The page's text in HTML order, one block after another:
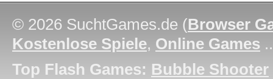
© 2026 SuchtGames.de (Browser
Kostenlose Spiele, Online Games
Top Flash Games: Bubble Shooter